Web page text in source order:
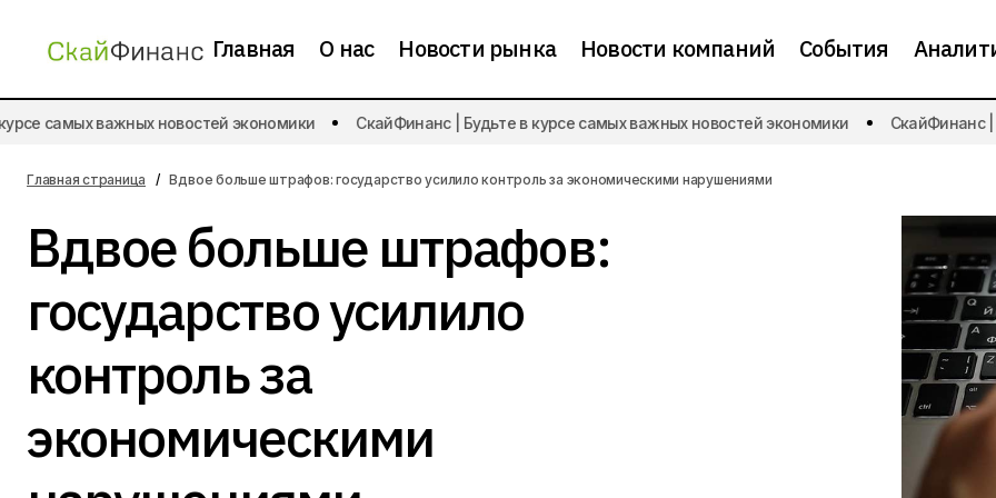
Главная О нас Новости рынка Новости компаний События
Чистая прибыль «Т-Банка» выросла
Аналитика
Вдвое больше штрафов: государство усилило
самых важных новостей экономики СкайФинанс | Будьте в курсе самых важных новостей экономики СкайФинанс |
Главная страница Вдвое больше штрафов: государство усилило контроль за экономическими нарушениями
Вдвое больше штрафов:
государство усилило
контроль за
экономическими